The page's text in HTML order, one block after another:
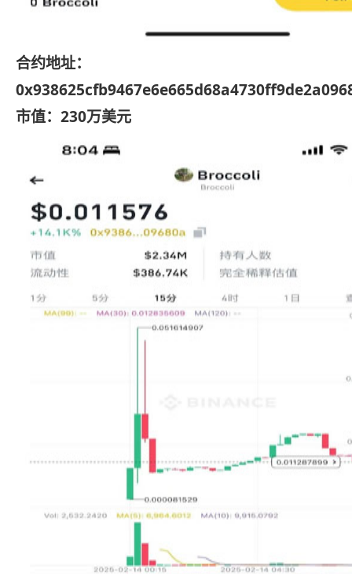
合约地址：
市值：230万美元